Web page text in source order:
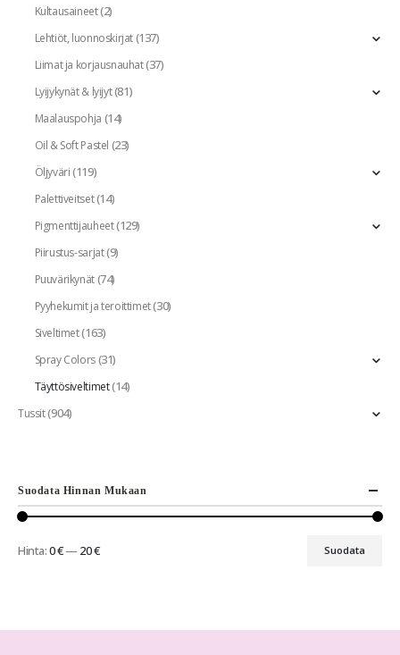
Kultausaineet(2)
Lehtiöt, luonnoskirjat(137)
Liimat ja korjausnauhat(37)
Lyijykynät & lyijyt(81)
Maalauspohja (14)
Oil & Soft Pastel (23)
Öljyväri(119)
Palettiveitset(14)
Pigmenttijauheet(129)
Piirustus-sarjat(9)
Puuvärikynät(74)
Pyyhekumit ja teroittimet(30)
Siveltimet(163)
Spray Colors(31)
Täyttösiveltimet(14)
Tussit(904)
Suodata Hinnan Mukaan
Suodata
Hinta:0 €— 20 €